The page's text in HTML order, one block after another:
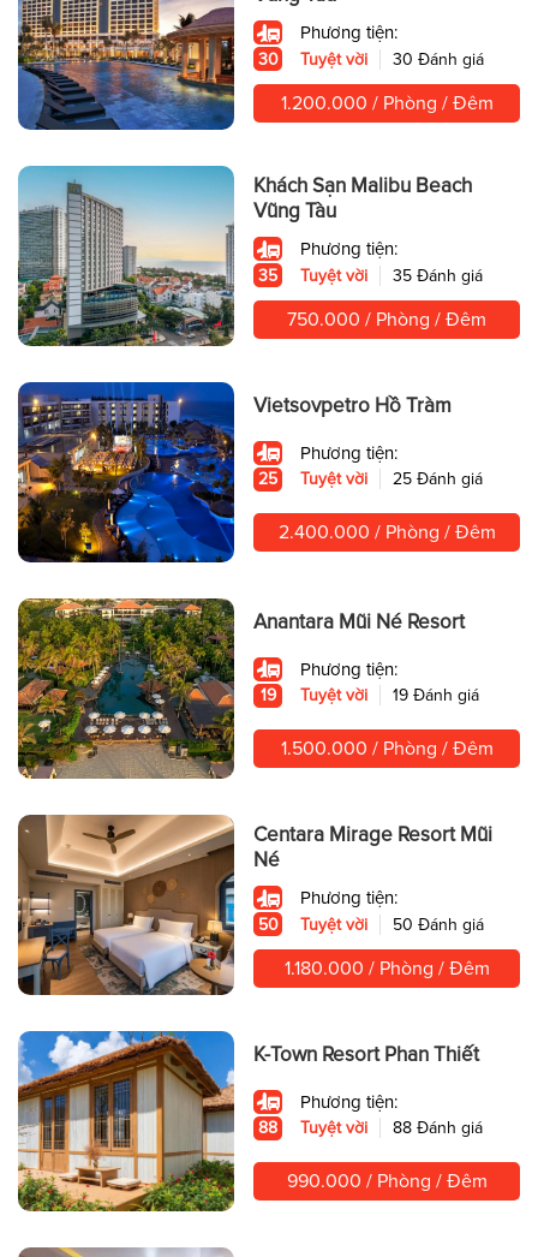
Phương tiện:
30 Tuyệt vời 30 Đánh giá
1.200.000 / Phòng / Đêm
Khách Sạn Malibu Beach
Vũng Tàu
Phương tiện:
35 Tuyệt vời 35 Đánh giá
750.000 / Phòng / Đêm
Vietsovpetro Hồ Tràm
Phương tiện:
25 Tuyệt vời 25 Đánh giá
2.400.000 / Phòng / Đêm
Anantara Mũi Né Resort
Phương tiện:
19 Tuyệt vời 19 Đánh giá
1.500.000 / Phòng / Đêm
Centara Mirage Resort Mũi
Né
Phương tiện:
50 Tuyệt vời 50 Đánh giá
1.180.000 / Phòng / Đêm
K-Town Resort Phan Thiết
Phương tiện:
88 Tuyệt vời 88 Đánh giá
990.000 / Phòng / Đêm